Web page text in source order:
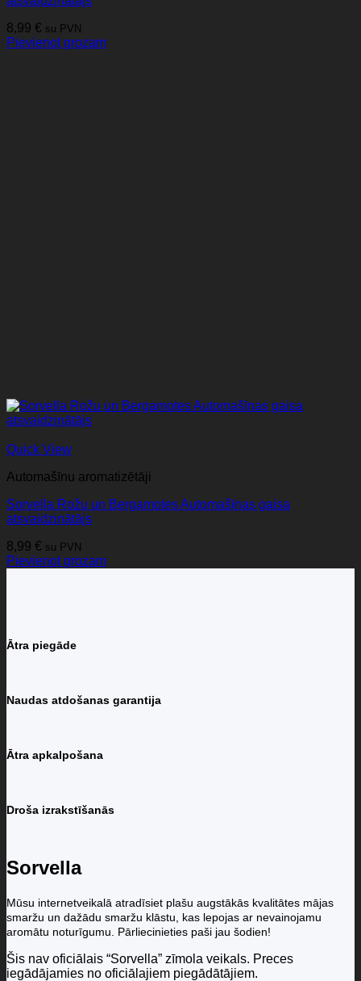
8,99 € su PVN
Pievienot grozam
Quick View
Automašīnu aromatizētāji
Sorvella Rožu un Bergamotes Automašīnas gaisa
atsvaidzinātājs
8,99 € su PVN
Pievienot grozam
Ātra piegāde
Naudas atdošanas garantija
Ātra apkalpošana
Droša izrakstīšanās
Sorvella
Mūsu internetveikalā atradīsiet plašu augstākās kvalitātes mājas
smaržu un dažādu smaržu klāstu, kas lepojas ar nevainojamu
aromātu noturīgumu. Pārliecinieties paši jau šodien!
Šis nav oficiālais “Sorvella” zīmola veikals. Preces
iegādājamies no oficiālajiem piegādātājiem.